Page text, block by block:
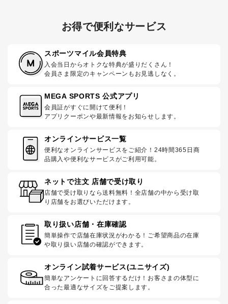
お得で便利なサービス
スポーツマイル会員特典
入会当日からオトクな特典が盛りだくさん！
会員さま限定のキャンペーンもお見逃しなく。
MEGA SPORTS 公式アプリ
会員証がすぐに開けて便利！
アプリクーポンや最新情報をお知らせします。
オンラインサービス一覧
便利なオンラインサービスをご紹介！24時間365日商
品購入や便利なサービスがご利用可能。
ネットで注文 店舗で受け取り
店舗で受け取りなら送料無料！全店舗の中から受け取
り店舗をお選びいただけます。
取り扱い店舗・在庫確認
簡単操作で店舗在庫状況がわかる！ご希望商品の在庫
や取り扱い店舗の確認ができます。
オンライン試着サービス(ユニサイズ)
簡単なアンケートに回答するだけ！お客さまの体型に
合った最適なサイズをご提案します。